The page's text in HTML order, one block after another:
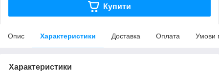
Купити
Опис Характеристики Доставка Оплата Умови
Характеристики